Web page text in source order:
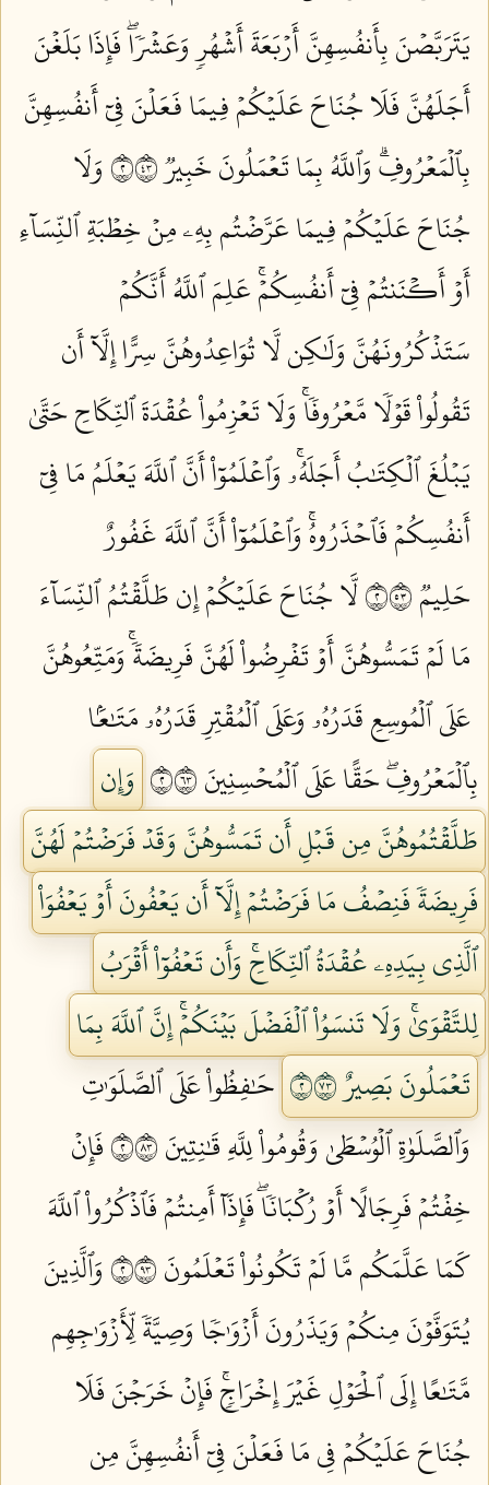
يَتَرَبَّصۡنَ بِأَنفُسِهِنَّ أَرۡبَعَةَ أَشۡهُرٖ وَعَشۡرٗاۖ فَإِذَا بَلَغۡنَ
أَجَلَهُنَّ فَلَا جُنَاحَ عَلَيۡكُمۡ فِيمَا فَعَلۡنَ فِيٓ أَنفُسِهِنَّ
بِٱلۡمَعۡرُوفِۗ وَٱللَّهُ بِمَا تَعۡمَلُونَ خَبِيرٞ ٢٣٤
وَلَا
جُنَاحَ عَلَيۡكُمۡ فِيمَا عَرَّضۡتُم بِهِۦ مِنۡ خِطۡبَةِ ٱلنِّسَآءِ
أَوۡ أَكۡنَنتُمۡ فِيٓ أَنفُسِكُمۡۚ عَلِمَ ٱللَّهُ أَنَّكُمۡ
سَتَذۡكُرُونَهُنَّ وَلَٰكِن لَّا تُوَاعِدُوهُنَّ سِرًّا إِلَّآ أَن
تَقُولُواْ قَوۡلٗا مَّعۡرُوفٗاۚ وَلَا تَعۡزِمُواْ عُقۡدَةَ ٱلنِّكَاحِ حَتَّىٰ
يَبۡلُغَ ٱلۡكِتَٰبُ أَجَلَهُۥۚ وَٱعۡلَمُوٓاْ أَنَّ ٱللَّهَ يَعۡلَمُ مَا فِيٓ
أَنفُسِكُمۡ فَٱحۡذَرُوهُۚ وَٱعۡلَمُوٓاْ أَنَّ ٱللَّهَ غَفُورٌ
حَلِيمٞ ٢٣٥
لَّا جُنَاحَ عَلَيۡكُمۡ إِن طَلَّقۡتُمُ ٱلنِّسَآءَ
مَا لَمۡ تَمَسُّوهُنَّ أَوۡ تَفۡرِضُواْ لَهُنَّ فَرِيضَةٗۚ وَمَتِّعُوهُنَّ
عَلَى ٱلۡمُوسِعِ قَدَرُهُۥ وَعَلَى ٱلۡمُقۡتِرِ قَدَرُهُۥ مَتَٰعَۢا
بِٱلۡمَعۡرُوفِۖ حَقًّا عَلَى ٱلۡمُحۡسِنِينَ ٢٣٦
وَإِن
طَلَّقۡتُمُوهُنَّ مِن قَبۡلِ أَن تَمَسُّوهُنَّ وَقَدۡ فَرَضۡتُمۡ لَهُنَّ
فَرِيضَةٗ فَنِصۡفُ مَا فَرَضۡتُمۡ إِلَّآ أَن يَعۡفُونَ أَوۡ يَعۡفُوَاْ
ٱلَّذِي بِيَدِهِۦ عُقۡدَةُ ٱلنِّكَاحِۚ وَأَن تَعۡفُوٓاْ أَقۡرَبُ
لِلتَّقۡوَىٰۚ وَلَا تَنسَوُاْ ٱلۡفَضۡلَ بَيۡنَكُمۡۚ إِنَّ ٱللَّهَ بِمَا
تَعۡمَلُونَ بَصِيرٌ ٢٣٧
حَٰفِظُواْ عَلَى ٱلصَّلَوَٰتِ
وَٱلصَّلَوٰةِ ٱلۡوُسۡطَىٰ وَقُومُواْ لِلَّهِ قَٰنِتِينَ ٢٣٨
فَإِنۡ
خِفۡتُمۡ فَرِجَالًا أَوۡ رُكۡبَانٗاۖ فَإِذَآ أَمِنتُمۡ فَٱذۡكُرُواْ ٱللَّهَ
كَمَا عَلَّمَكُم مَّا لَمۡ تَكُونُواْ تَعۡلَمُونَ ٢٣٩
وَٱلَّذِينَ
يُتَوَفَّوۡنَ مِنكُمۡ وَيَذَرُونَ أَزۡوَٰجٗا وَصِيَّةٗ لِّأَزۡوَٰجِهِم
مَّتَٰعًا إِلَى ٱلۡحَوۡلِ غَيۡرَ إِخۡرَاجٖۚ فَإِنۡ خَرَجۡنَ فَلَا
جُنَاحَ عَلَيۡكُمۡ فِي مَا فَعَلۡنَ فِيٓ أَنفُسِهِنَّ مِن